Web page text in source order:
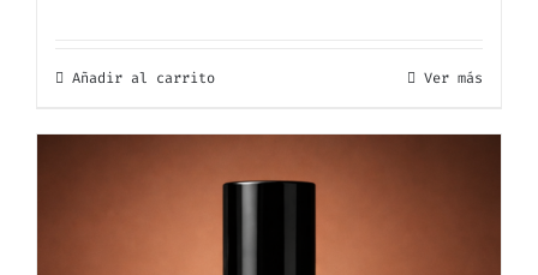
Añadir al carrito Ver más